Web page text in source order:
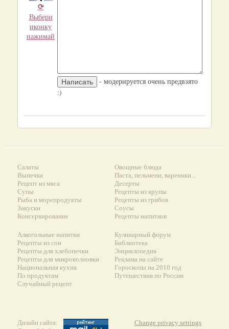
⟳
Выбери
иконку
нажимай
- модерируется очень предвзято
:)
Салаты
Выпечка
Рецепт из мяса
Супы
Рыба и морепродукты
Закуски
Консервирование
Овощные блюда
Паста, пельмени, вареники...
Десерты
Рецепты из крупы
Рецепты из грибов
Соусы
Рецепты напитков
Алкогольные напитки
Рецепты из сои
Рецепты для хлебопечки
Рецепты для микроволновки
Национальная кухня
По продуктам
Случайный рецепт
Кулинарный форум
Библиотека
Энциклопедия
Реклама на сайте
Гороскопы на 2010 год
Путешествия по России
Дизайн сайта:
Change privacy settings